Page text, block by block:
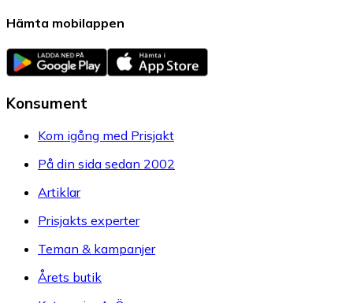
Hämta mobilappen
Konsument
Kom igång med Prisjakt
På din sida sedan 2002
Artiklar
Prisjakts experter
Teman & kampanjer
Årets butik